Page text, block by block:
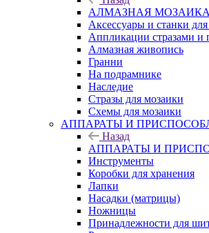
АЛМАЗНАЯ МОЗАИКА
Аксессуары и станки
Аппликации стразами и
Алмазная живопись
Гранни
На подрамнике
Наследие
Стразы для мозаики
Схемы для мозаики
АППАРАТЫ И
Назад
АППАРАТЫ И
Инструменты
Коробки для хранения
Лапки
Насадки (матрицы)
Ножницы
Принадлежности для